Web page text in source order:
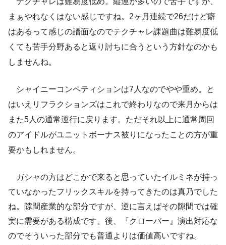
まぁやれなくはない感じですね。2ヶ月連続で26だけど癖
はあるって感じの譜面なのでテクチャレ課題曲は難易度低
くても苦手分野あると返り討ちに合うという方針なのかも
しませんね。
シャイニーコンペティションは7人なのでやや重め。と
はいえリフラクションズはこれで終わりなので来月からは
また5人の通常運行に戻ります。ただそれ以上に通常周回
のアイドルがユニットボーナス被りになったことの方が重
要かもしれません。
ガシャの方はどこかで来ると思っていたイルミネが持っ
ていなかったフリックスキルを持ってきたのは真乃でした
ね。隙間産業的な部分ですが、逆に言えばその隙間では確
実に需要がある構成です。後、『クローバー』演出対応な
のでそういった部分でも普通よりは価値高いですね。